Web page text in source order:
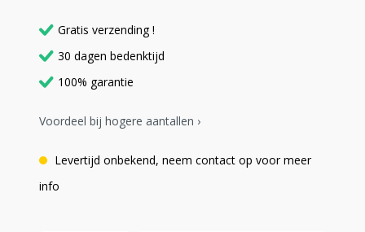
Gratis verzending !
30 dagen bedenktijd
100% garantie
Voordeel bij hogere aantallen ›
Levertijd onbekend, neem contact op voor meer
info